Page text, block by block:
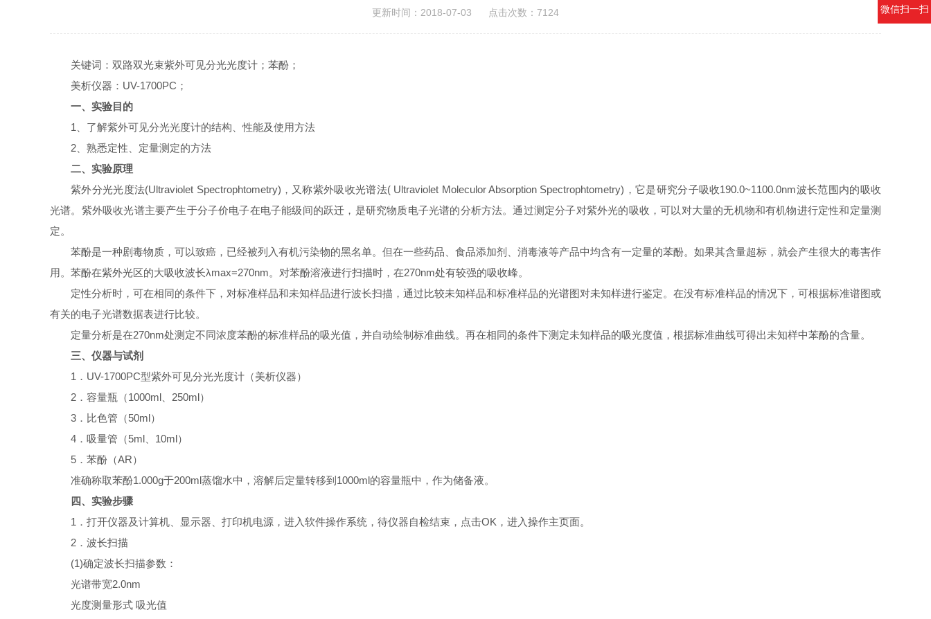
更新时间：2018-07-03 点击次数：7124
关键词：双路双光束紫外可见分光光度计；苯酚；
美析仪器：UV-1700PC；
一、实验目的
1
、了解紫外可见分光光度计的结构、性能及使用方法
2 、熟悉定性、定量测定的方法
二、实验原理
紫外分光光度法(Ultraviolet Spectrophtometry)，又称紫外吸收光谱法( Ultraviolet Moleculor Absorption Spectrophtometry)，它是研究分子吸收190.0~1100.0nm波长范围内的吸收
光谱。紫外吸收光谱主要产生于分子价电子在电子能级间的跃迁，是研究物质电子光谱的分析方法。通过测定分子对紫外光的吸收，可以对大量的无机物和有机物进行定性和定量测
定。
苯酚是一种剧毒物质，可以致癌，已经被列入有机污染物的黑名单。但在一些药品、食品添加剂、消毒液等产品中均含有一定量的苯酚。如果其含量超标，就会产生很大的毒害作
用。苯酚在紫外光区的大吸收波长λmax=270nm。对苯酚溶液进行扫描时，在270nm处有较强的吸收峰。
定性分析时，可在相同的条件下，对标准样品和未知样品进行波长扫描，通过比较未知样品和标准样品的光谱图对未知样进行鉴定。在没有标准样品的情况下，可根据标准谱图或
有关的电子光谱数据表进行比较。
定量分析是在270nm处测定不同浓度苯酚的标准样品的吸光值，并自动绘制标准曲线。再在相同的条件下测定未知样品的吸光度值，根据标准曲线可得出未知样中苯酚的含量。
三、仪器与试剂
1 ．UV-1700PC型紫外可见分光光度计（美析仪器）
2 ．容量瓶（1000ml、250ml）
3 ．比色管（50ml）
4 ．吸量管（5ml、10ml）
5 ．苯酚（AR）
准确称取苯酚1.000g于200ml蒸馏水中，溶解后定量转移到1000ml的容量瓶中，作为储备液。
四、实验步骤
1 ．打开仪器及计算机、显示器、打印机电源，进入软件操作系统，待仪器自检结束，点击OK，进入操作主页面。
2 ．波长扫描
(1)确定波长扫描参数：
光谱带宽2.0nm
光度测量形式 吸光值
微信扫一扫